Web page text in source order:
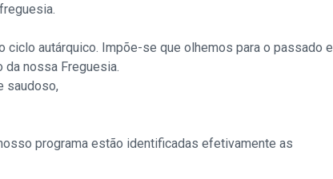
ciclo autárquico. Impõe-se que olhemos para o passado e
nossa Freguesia.
saudoso,
programa estão identificadas efetivamente as